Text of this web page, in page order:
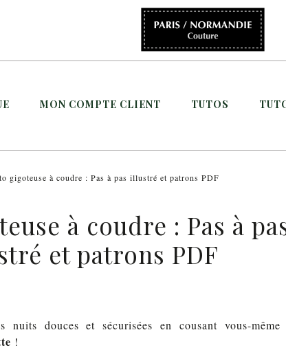
MON COMPTE CLIENT TUTOS
gigoteuse à coudre : Pas à pas illustré et patrons PDF
à coudre : Pas à
et patrons PDF
douces et sécurisées en cousant vous-même
!